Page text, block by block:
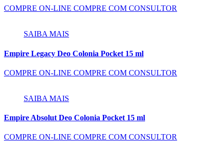
COMPRE ON-LINE COMPRE COM CONSULTOR
SAIBA MAIS
Empire Legacy Deo Colonia Pocket 15 ml
COMPRE ON-LINE COMPRE COM CONSULTOR
SAIBA MAIS
Empire Absolut Deo Colonia Pocket 15 ml
COMPRE ON-LINE COMPRE COM CONSULTOR